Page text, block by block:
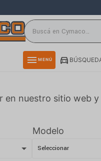
menu MENÚ
en nuestro sitio web
Modelo